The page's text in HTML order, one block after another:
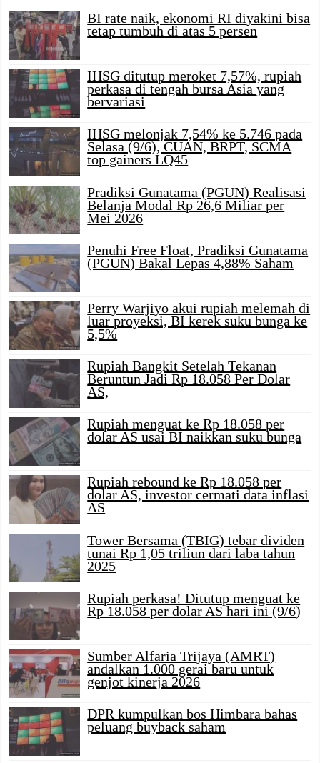
BI rate naik, ekonomi RI diyakini bisa
tetap tumbuh di atas 5 persen
IHSG ditutup meroket 7,57%, rupiah
perkasa di tengah bursa Asia yang
bervariasi
IHSG melonjak 7,54% ke 5.746 pada
Selasa (9/6), CUAN, BRPT, SCMA
top gainers LQ45
Pradiksi Gunatama (PGUN) Realisasi
Belanja Modal Rp 26,6 Miliar per
Mei 2026
Penuhi Free Float, Pradiksi Gunatama
(PGUN) Bakal Lepas 4,88% Saham
Perry Warjiyo akui rupiah melemah di
luar proyeksi, BI kerek suku bunga ke
5,5%
Rupiah Bangkit Setelah Tekanan
Beruntun Jadi Rp 18.058 Per Dolar
AS,
Rupiah menguat ke Rp 18.058 per
dolar AS usai BI naikkan suku bunga
Rupiah rebound ke Rp 18.058 per
dolar AS, investor cermati data inflasi
AS
Tower Bersama (TBIG) tebar dividen
tunai Rp 1,05 triliun dari laba tahun
2025
Rupiah perkasa! Ditutup menguat ke
Rp 18.058 per dolar AS hari ini (9/6)
Sumber Alfaria Trijaya (AMRT)
andalkan 1.000 gerai baru untuk
genjot kinerja 2026
DPR kumpulkan bos Himbara bahas
peluang buyback saham